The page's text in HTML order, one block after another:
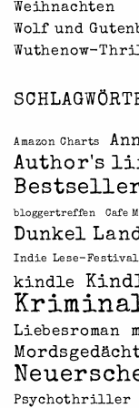
Weihnachten
Wolf und
Wuthenow-
Amazon Charts
Author's
bloggertreffen Cafe
Dunkel
Indie Lese-Festival
kindle
Liebesroman
Psychothriller